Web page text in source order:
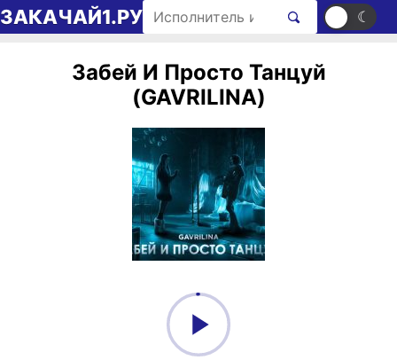
Перейти к содержимому
ЗАКАЧАЙ1.РУ Поиск рингтонов ☀ ☾
Забей И Просто Танцуй
(GAVRILINA)